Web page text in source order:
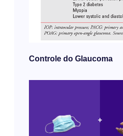
Controle do Glaucoma